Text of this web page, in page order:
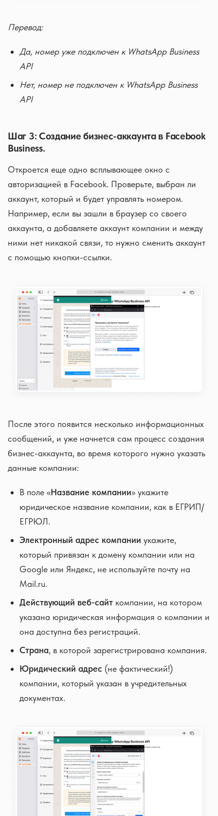
Перевод:
Да, номер уже подключен к WhatsApp Business
API
Нет, номер не подключен к WhatsApp Business
API
Шаг 3: Создание бизнес-аккаунта в Facebook
Business.
Откроется еще одно всплывающее окно с
авторизацией в Facebook. Проверьте, выбран ли
аккаунт, который и будет управлять номером.
Например, если вы зашли в браузер со своего
аккаунта, а добавляете аккаунт компании и между
ними нет никакой связи, то нужно сменить аккаунт
с помощью кнопки-ссылки.
После этого появится несколько информационных
сообщений, и уже начнется сам процесс создания
бизнес-аккаунта, во время которого нужно указать
данные компании:
В поле «Название компании» укажите
юридическое название компании, как в ЕГРИП/
ЕГРЮЛ.
Электронный адрес компании укажите,
который привязан к домену компании или на
Google или Яндекс, не используйте почту на
Mail.ru.
Действующий веб-сайт компании, на котором
указана юридическая информация о компании и
она доступна без регистраций.
Страна, в которой зарегистрирована компания.
Юридический адрес (не фактический!)
компании, который указан в учредительных
документах.